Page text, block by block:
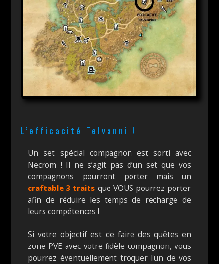
L’efficacité Telvanni !
Un set spécial compagnon est sorti avec
Necrom ! Il ne s’agit pas d’un set que vos
compagnons pourront porter mais un
craftable 3 traits que VOUS pourrez porter
afin de réduire les temps de recharge de
leurs compétences !
Si votre objectif est de faire des quêtes en
zone PVE avec votre fidèle compagnon, vous
pourrez éventuellement troquer l’un de vos